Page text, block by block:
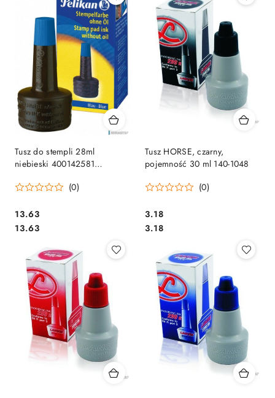
Tusz do stempli 28ml
niebieski 400142581
(0)
Cena:
13.63
Cena:
13.63
Tusz HORSE, czarny,
pojemność 30 ml 140-1048
(0)
Cena:
3.18
Cena:
3.18